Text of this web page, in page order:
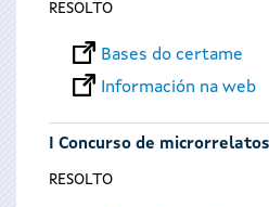
RESOLTO
Bases do certame
Información na web
I Concurso de
RESOLTO